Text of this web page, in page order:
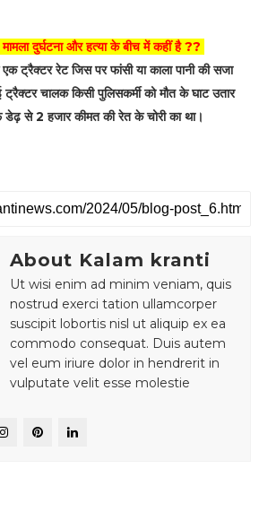
दुर्घटना और हत्या के बीच में कहीं है ??
ट्रैक्टर रेट जिस पर फांसी या काला पानी की सजा
ट्रैक्टर चालक किसी पुलिसकर्मी को मौत के घाट उतार
डेढ़ से 2 हजार कीमत की रेत के चोरी का था।
About Kalam kranti
Ut wisi enim ad minim veniam, quis
nostrud exerci tation ullamcorper
suscipit lobortis nisl ut aliquip ex ea
commodo consequat. Duis autem
vel eum iriure dolor in hendrerit in
vulputate velit esse molestie